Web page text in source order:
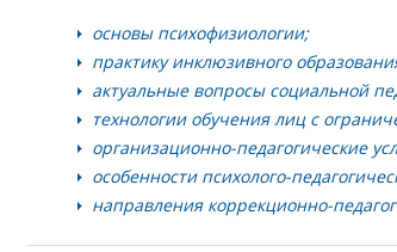
основы психофизиологии;
практику инклюзивного
актуальные вопросы социальной
технологии обучения лиц с
организационно-педагогические
особенности психолого-
направления коррекционно-